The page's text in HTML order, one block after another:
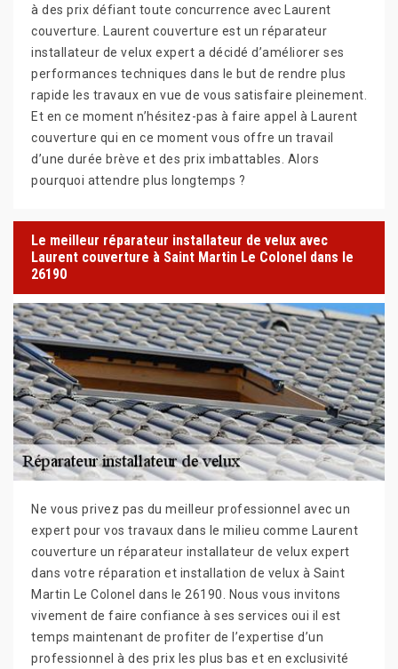
à des prix défiant toute concurrence avec Laurent
couverture. Laurent couverture est un réparateur
installateur de velux expert a décidé d’améliorer ses
performances techniques dans le but de rendre plus
rapide les travaux en vue de vous satisfaire pleinement.
Et en ce moment n’hésitez-pas à faire appel à Laurent
couverture qui en ce moment vous offre un travail
d’une durée brève et des prix imbattables. Alors
pourquoi attendre plus longtemps ?
Le meilleur réparateur installateur de velux avec
Laurent couverture à Saint Martin Le Colonel dans le
26190
Ne vous privez pas du meilleur professionnel avec un
expert pour vos travaux dans le milieu comme Laurent
couverture un réparateur installateur de velux expert
dans votre réparation et installation de velux à Saint
Martin Le Colonel dans le 26190. Nous vous invitons
vivement de faire confiance à ses services oui il est
temps maintenant de profiter de l’expertise d’un
professionnel à des prix les plus bas et en exclusivité